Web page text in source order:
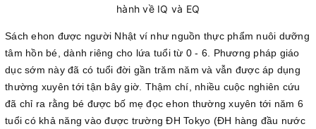
hành về IQ và EQ
Sách ehon được người Nhật ví như nguồn thực phẩm nuôi dưỡng
tâm hồn bé, dành riêng cho lứa tuổi từ 0 - 6. Phương pháp giáo
dục sớm này đã có tuổi đời gần trăm năm và vẫn được áp dụng
thường xuyên tới tận bây giờ. Thậm chí, nhiều cuộc nghiên cứu
đã chỉ ra rằng bé được bố mẹ đọc ehon thường xuyên tới năm 6
tuổi có khả năng vào được trường ĐH Tokyo (ĐH hàng đầu nước